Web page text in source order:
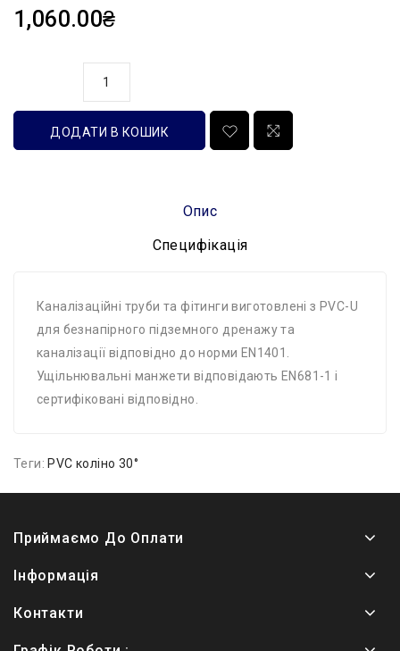
1,060.00₴
ДОДАТИ В КОШИК
Опис
Специфікація
Каналізаційні труби та фітинги виготовлені з PVC-U
для безнапірного підземного дренажу та
каналізації відповідно до норми EN1401.
Ущільнювальні манжети відповідають EN681-1 і
сертифіковані відповідно.
Теги: PVC коліно 30°
Приймаємо До Оплати
Інформація
Контакти